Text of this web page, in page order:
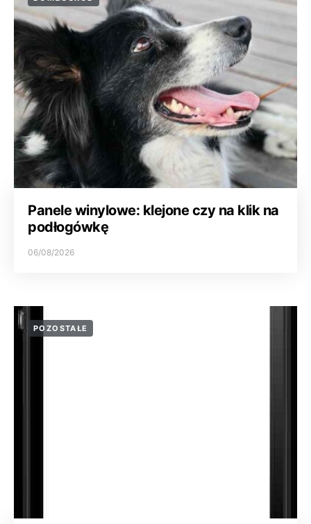
Panele winylowe: klejone czy na klik na
podłogówkę
06/08/2026
POZOSTAŁE